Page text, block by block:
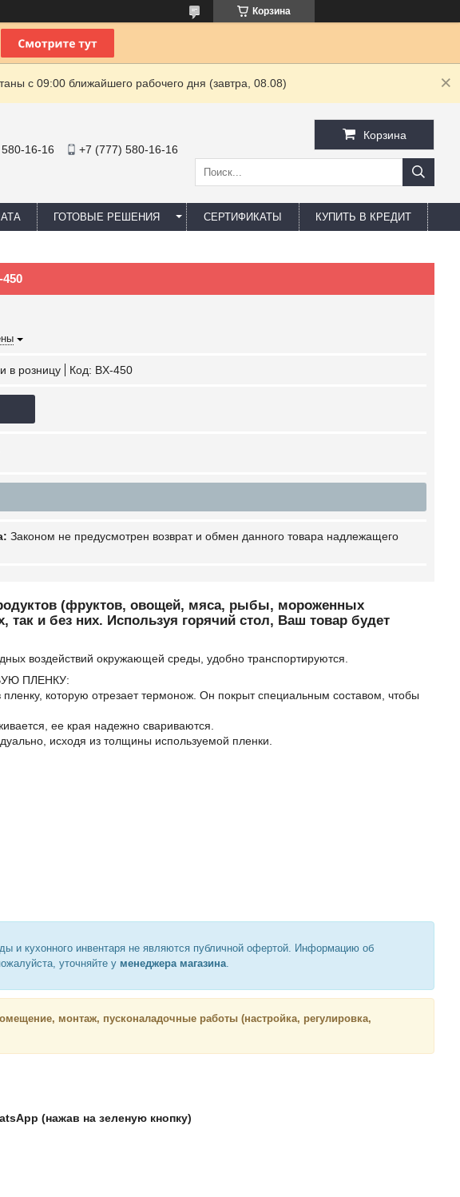
Корзина
с 09:00 ближайшего рабочего дня (завтра, 08.08)
16-16 +7 (777) 580-16-16
Корзина
ГОТОВЫЕ РЕШЕНИЯ СЕРТИФИКАТЫ КУПИТЬ В КРЕДИТ
в розницу Код: BX-450
Законом не предусмотрен возврат и обмен данного товара надлежащего
(фруктов, овощей, мяса, рыбы, мороженных
так и без них. Используя горячий стол, Ваш товар будет
воздействий окружающей среды, удобно транспортируются.
ПЛЕНКУ:
которую отрезает термонож. Он покрыт специальным составом, чтобы
ее края надежно свариваются.
исходя из толщины используемой пленки.
и кухонного инвентаря не являются публичной офертой. Информацию об
уточняйте у менеджера магазина.
монтаж, пусконаладочные работы (настройка, регулировка,
(нажав на зеленую кнопку)